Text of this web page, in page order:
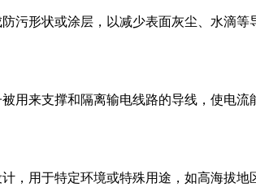
污形状或涂层，以减少表面灰尘、水滴
用来支撑和隔离输电线路的导线，使电
，用于特定环境或特殊用途，如高海拔地